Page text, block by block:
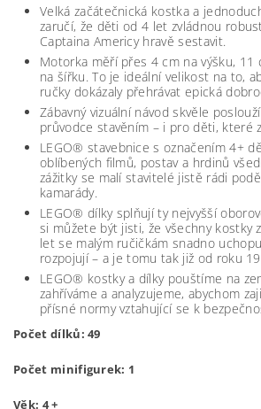
Velká začátečnická kostka a
zaručí, že děti od 4 let zvládnou
Captaina Americy hravě sestavit.
Motorka měří přes 4 cm na výšku, 11
na šířku. To je ideální velikost na to,
ručky dokázaly přehrávat epická
Zábavný vizuální návod skvěle
průvodce stavěním – i pro děti, které
LEGO® stavebnice s označením 4+
oblíbených filmů, postav a hrdinů
zážitky se malí stavitelé jistě rádi
kamarády.
LEGO® dílky splňují ty nejvyšší
si můžete být jisti, že všechny kostky
let se malým ručičkám snadno
rozpojují – a je tomu tak již od roku
LEGO® kostky a dílky pouštíme na
zahříváme a analyzujeme, abychom
přísné normy vztahující se k
Počet dílků: 49
Počet minifigurek: 1
Věk: 4 +